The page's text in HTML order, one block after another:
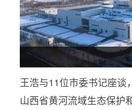
王浩与11位市委书记座谈
山西省黄河流域生态保护